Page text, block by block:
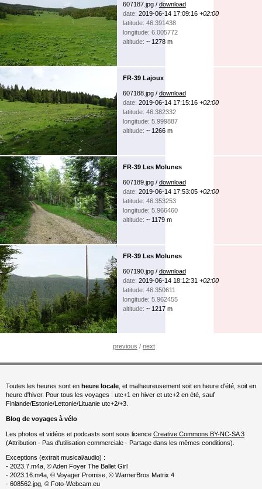
607187.jpg / download
date: 2019-06-14 17:09:16 +02:00
latitude: 46.391438
longitude: 6.005772
altitude: ~ 1278 m
FR-39 Lajoux
607188.jpg / download
date: 2019-06-14 17:15:16 +02:00
latitude: 46.382332
longitude: 5.999887
altitude: ~ 1266 m
FR-39 Les Molunes
607189.jpg / download
date: 2019-06-14 17:53:05 +02:00
latitude: 46.353253
longitude: 5.966460
altitude: ~ 1179 m
FR-39 Les Molunes
607190.jpg / download
date: 2019-06-14 18:12:31 +02:00
latitude: 46.350611
longitude: 5.962455
altitude: ~ 1217 m
previous / next
Toutes les heures sont en heure locale, et malheureusement soit en heure d'été, soit en
heure d'hiver. Pour tous les voyages : utc+1 en hiver et utc+2 en été, sauf
Finlande/Estonie/Lettonie/Lituanie utc+2/+3.
Blog de voyages à vélo
Les photos et vidéos et podcasts sont sous licence Creative Commons BY-NC-SA 3
(Attribution - Pas d'utilisation commerciale - Partage dans les mêmes conditions).
Exceptions (extrait musical/audio) :
- 2023.7.m4a, © Aden Foyer The Ballet Girl
- 2023.16.m4a, © Voyager Promise, © WarnerBros Matrix 4
- 608562.jpg, © Foto-Webcam.eu